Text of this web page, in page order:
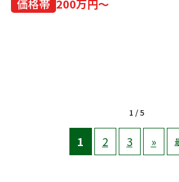
価格帯 200万円～
1 / 5
1 2 3 »